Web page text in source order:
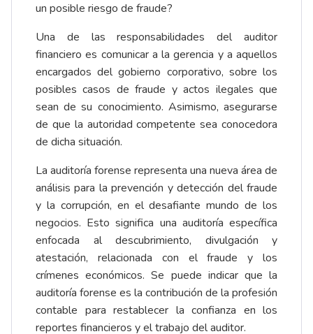
un posible riesgo de fraude?
Una de las responsabilidades del auditor
financiero es comunicar a la gerencia y a aquellos
encargados del gobierno corporativo, sobre los
posibles casos de fraude y actos ilegales que
sean de su conocimiento. Asimismo, asegurarse
de que la autoridad competente sea conocedora
de dicha situación.
La auditoría forense representa una nueva área de
análisis para la prevención y detección del fraude
y la corrupción, en el desafiante mundo de los
negocios. Esto significa una auditoría específica
enfocada al descubrimiento, divulgación y
atestación, relacionada con el fraude y los
crímenes económicos. Se puede indicar que la
auditoría forense es la contribución de la profesión
contable para restablecer la confianza en los
reportes financieros y el trabajo del auditor.